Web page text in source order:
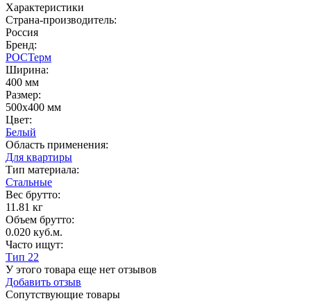
Характеристики
Страна-производитель:
Россия
Бренд:
РОСТерм
Ширина:
400 мм
Размер:
500х400 мм
Цвет:
Белый
Область применения:
Для квартиры
Тип материала:
Стальные
Вес брутто:
11.81 кг
Объем брутто:
0.020 куб.м.
Часто ищут:
Тип 22
У этого товара еще нет отзывов
Добавить отзыв
Сопутствующие товары